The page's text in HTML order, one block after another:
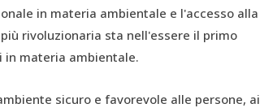
in materia ambientale e l'accesso alla
rivoluzionaria sta nell'essere il primo
materia ambientale.
sicuro e favorevole alle persone, ai